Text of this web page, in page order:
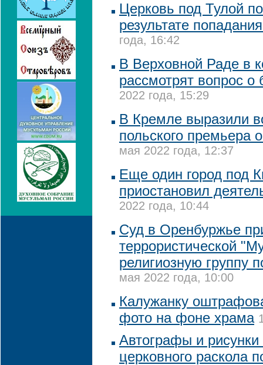
Церковь под Тулой
результате
года, 16:42
В Верховной Раде в
рассмотрят вопрос
2022 года, 15:29
В Кремле выразили
польского премьера
мая 2022 года, 12:37
Еще один город под
приостановил
2022 года, 10:44
Суд в Оренбуржье
террористической
религиозную группу
мая 2022 года, 10:00
Калужанку
фото на фоне храма
Автографы и
церковного раскола